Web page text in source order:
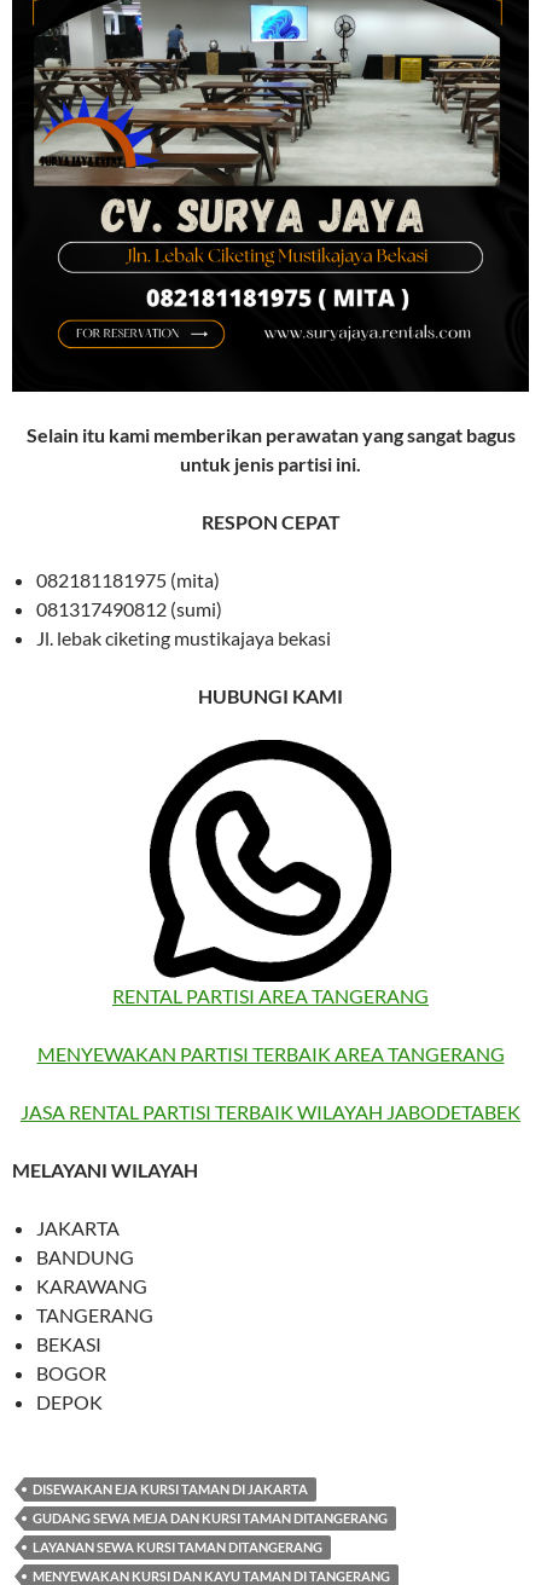
Selain itu kami memberikan perawatan yang sangat bagus
untuk jenis partisi ini.
RESPON CEPAT
082181181975 (mita)
081317490812 (sumi)
Jl. lebak ciketing mustikajaya bekasi
HUBUNGI KAMI
RENTAL PARTISI AREA TANGERANG
MENYEWAKAN PARTISI TERBAIK AREA TANGERANG
JASA RENTAL PARTISI TERBAIK WILAYAH JABODETABEK
MELAYANI WILAYAH
JAKARTA
BANDUNG
KARAWANG
TANGERANG
BEKASI
BOGOR
DEPOK
DISEWAKAN EJA KURSI TAMAN DI JAKARTA
GUDANG SEWA MEJA DAN KURSI TAMAN DITANGERANG
LAYANAN SEWA KURSI TAMAN DITANGERANG
MENYEWAKAN KURSI DAN KAYU TAMAN DI TANGERANG